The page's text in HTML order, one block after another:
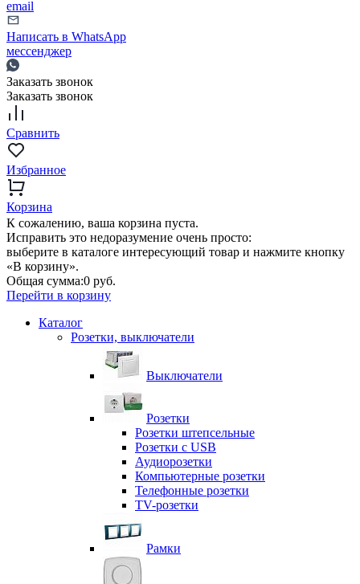
email
Написать в WhatsApp
мессенджер
Заказать звонок
Заказать звонок
Сравнить
Избранное
Корзина
К сожалению, ваша корзина пуста.
Исправить это недоразумение очень просто:
выберите в каталоге интересующий товар и нажмите кнопку
«В корзину».
Общая сумма:0 руб.
Перейти в корзину
Каталог
Розетки, выключатели
Выключатели
Розетки
Розетки штепсельные
Розетки с USB
Аудиорозетки
Компьютерные розетки
Телефонные розетки
TV-розетки
Рамки